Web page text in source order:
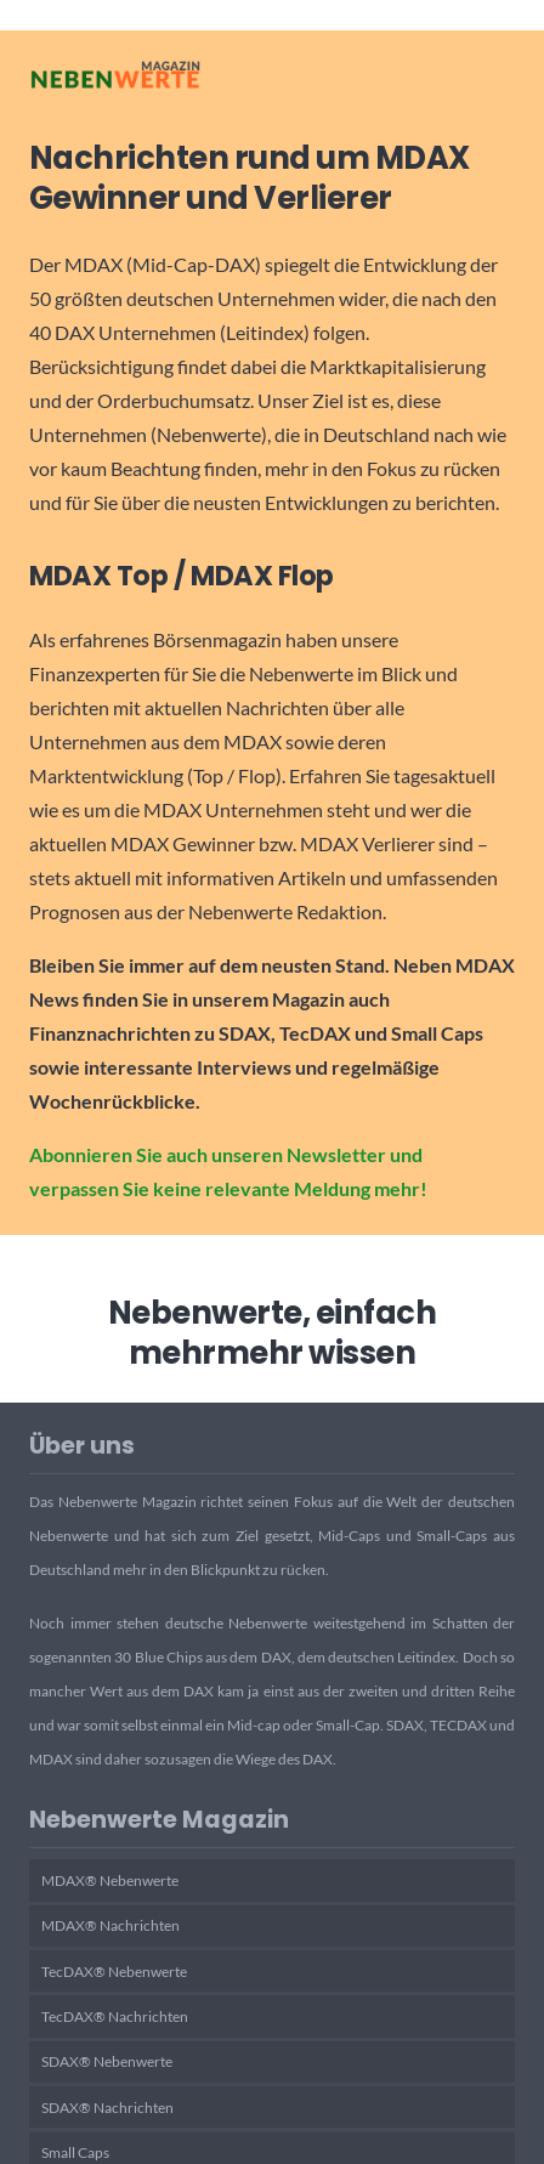
Nachrichten rund um MDAX
Gewinner und Verlierer
Der MDAX (Mid-Cap-DAX) spiegelt die Entwicklung der
50 größten deutschen Unternehmen wider, die nach den
40 DAX Unternehmen (Leitindex) folgen.
Berücksichtigung findet dabei die Marktkapitalisierung
und der Orderbuchumsatz. Unser Ziel ist es, diese
Unternehmen (Nebenwerte), die in Deutschland nach wie
vor kaum Beachtung finden, mehr in den Fokus zu rücken
und für Sie über die neusten Entwicklungen zu berichten.
MDAX Top / MDAX Flop
Als erfahrenes Börsenmagazin haben unsere
Finanzexperten für Sie die Nebenwerte im Blick und
berichten mit aktuellen Nachrichten über alle
Unternehmen aus dem MDAX sowie deren
Marktentwicklung (Top / Flop). Erfahren Sie tagesaktuell
wie es um die MDAX Unternehmen steht und wer die
aktuellen MDAX Gewinner bzw. MDAX Verlierer sind –
stets aktuell mit informativen Artikeln und umfassenden
Prognosen aus der Nebenwerte Redaktion.
Bleiben Sie immer auf dem neusten Stand. Neben MDAX
News finden Sie in unserem Magazin auch
Finanznachrichten zu SDAX, TecDAX und Small Caps
sowie interessante Interviews und regelmäßige
Wochenrückblicke.
Abonnieren Sie auch unseren Newsletter und
verpassen Sie keine relevante Meldung mehr!
Nebenwerte, einfach
mehrmehr wissen
Über uns
Das Nebenwerte Magazin richtet seinen Fokus auf die Welt der deutschen
Nebenwerte und hat sich zum Ziel gesetzt, Mid-Caps und Small-Caps aus
Deutschland mehr in den Blickpunkt zu rücken.
Noch immer stehen deutsche Nebenwerte weitestgehend im Schatten der
sogenannten 30 Blue Chips aus dem DAX, dem deutschen Leitindex. Doch so
mancher Wert aus dem DAX kam ja einst aus der zweiten und dritten Reihe
und war somit selbst einmal ein Mid-cap oder Small-Cap. SDAX, TECDAX und
MDAX sind daher sozusagen die Wiege des DAX.
Nebenwerte Magazin
MDAX® Nebenwerte
MDAX® Nachrichten
TecDAX® Nebenwerte
TecDAX® Nachrichten
SDAX® Nebenwerte
SDAX® Nachrichten
Small Caps